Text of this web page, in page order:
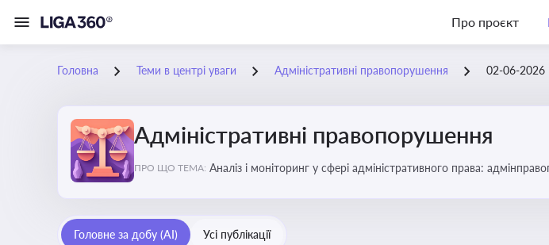
Про проєкт
Головна Теми в центрі уваги Адміністративні правопорушення 02-06-2026
Адміністративні правопорушення
ПРО ЩО ТЕМА: Аналіз і моніторинг у сфері адміністративного права:
Головне за добу (AI) Усі публікації